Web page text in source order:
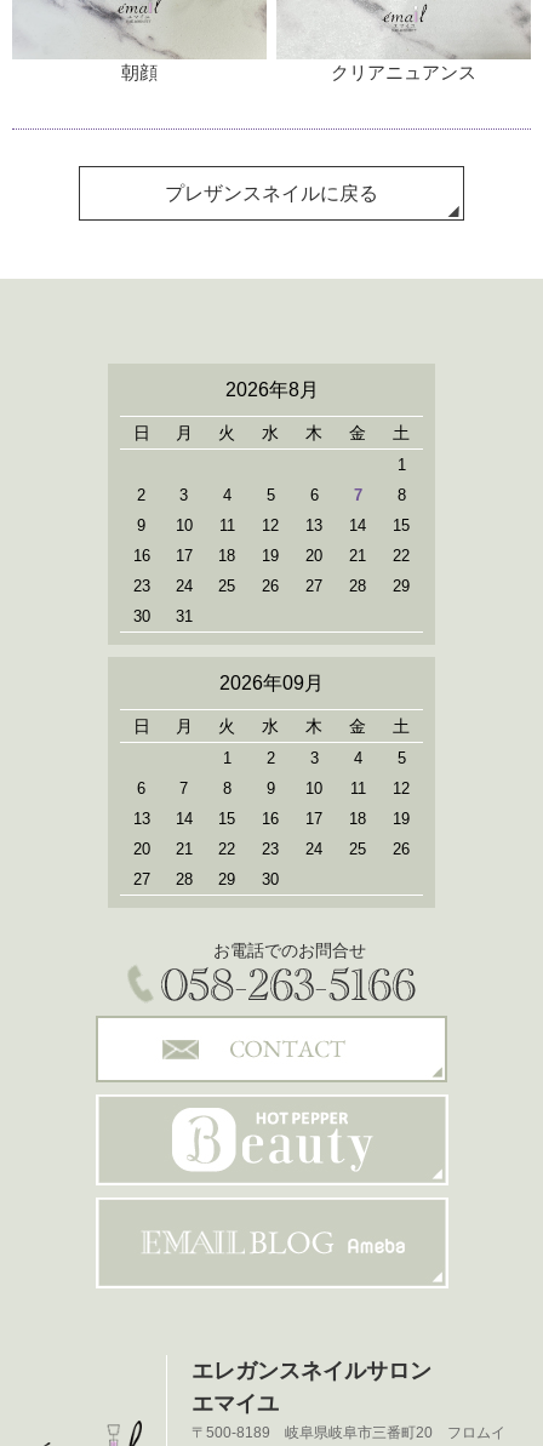
朝顔 クリアニュアンス
プレザンスネイルに戻る
2026年8月
日 月 火 水 木 金 土
1
2
3 4 5 6 7
8
9
10 11 12 13 14
15
16
17 18 19 20 21
22
23
24 25 26 27 28
29
30
31
2026年09月
日 月 火 水 木 金 土
1 2 3 4
5
6
7 8 9 10 11
12
13
14 15 16 17 18
19
20
21 22 23 24 25
26
27
28 29 30
お電話でのお問合せ
エレガンスネイルサロン
エマイユ
〒500-8189 岐阜県岐阜市三番町20 フロムイ